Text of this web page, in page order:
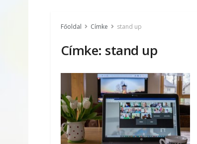
Főoldal Címke stand up
Címke: stand up